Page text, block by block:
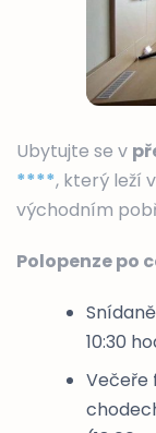
Ubytujte se v
****, který leží
východním
Polopenze po
10:30
Večeře